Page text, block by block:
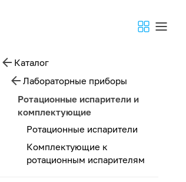
Каталог
Лабораторные приборы
Ротационные испарители и
комплектующие
Ротационные испарители
Комплектующие к
ротационным испарителям